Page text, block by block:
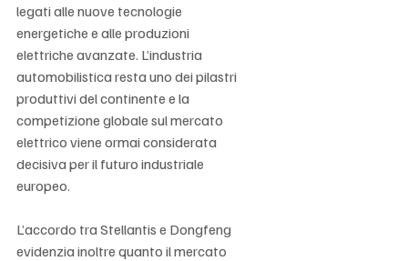
legati alle nuove tecnologie
energetiche e alle produzioni
elettriche avanzate. L’industria
automobilistica resta uno dei pilastri
produttivi del continente e la
competizione globale sul mercato
elettrico viene ormai considerata
decisiva per il futuro industriale
europeo.
L’accordo tra Stellantis e Dongfeng
evidenzia inoltre quanto il mercato